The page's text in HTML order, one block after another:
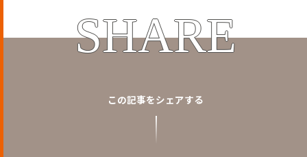
SHARE
この記事をシェアする